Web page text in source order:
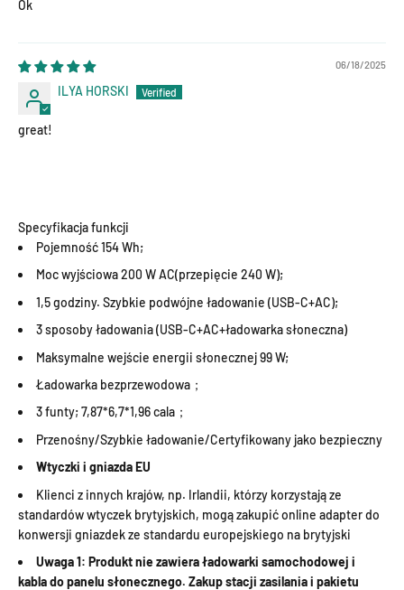
Ok
06/18/2025
ILYA HORSKI
great!
Specyfikacja funkcji
Pojemność 154 Wh;
Moc wyjściowa 200 W AC(przepięcie 240 W);
1,5 godziny. Szybkie podwójne ładowanie (USB-C+AC);
3 sposoby ładowania (USB-C+AC+ładowarka słoneczna)
Maksymalne wejście energii słonecznej 99 W;
Ładowarka bezprzewodowa；
3 funty; 7,87*6,7*1,96 cala；
Przenośny/Szybkie ładowanie/Certyfikowany jako bezpieczny
Wtyczki i gniazda EU
Klienci z innych krajów, np. Irlandii, którzy korzystają ze
standardów wtyczek brytyjskich, mogą zakupić online adapter do
konwersji gniazdek ze standardu europejskiego na brytyjski
Uwaga 1: Produkt nie zawiera ładowarki samochodowej i
kabla do panelu słonecznego. Zakup stacji zasilania i pakietu